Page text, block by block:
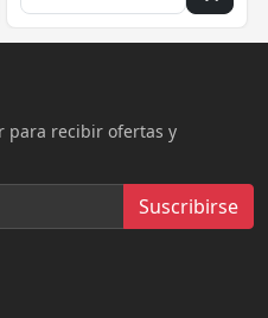
para recibir ofertas y
Suscribirse